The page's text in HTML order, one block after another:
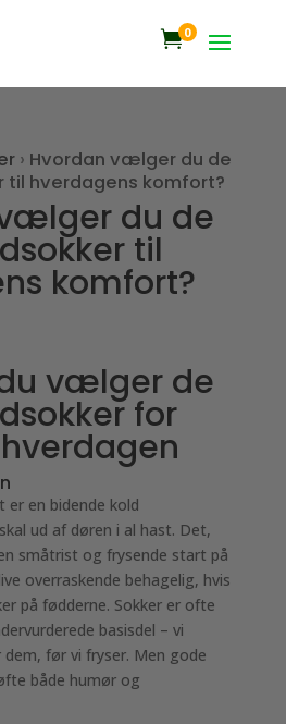
0
› Hvordan vælger du de
til hverdagens komfort?
du de
til
komfort?
vælger de
for
er en bidende kold
ud af døren i al hast. Det,
småtrist og frysende start på
overraskende behagelig, hvis
på fødderne. Sokker er ofte
basisdel – vi
før vi fryser. Men gode
både humør og